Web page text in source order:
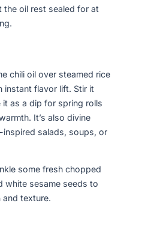
the oil rest sealed for at
chili oil over steamed rice
instant flavor lift. Stir it
as a dip for spring rolls
It’s also divine
salads, soups, or
some fresh chopped
white sesame seeds to
and texture.